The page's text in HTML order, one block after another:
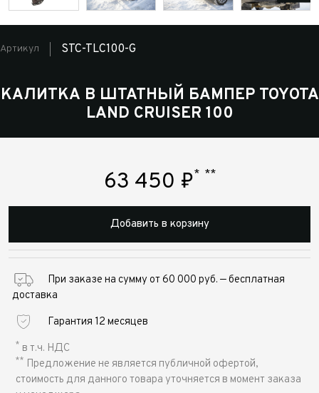
Артикул STC-TLC100-G
КАЛИТКА В ШТАТНЫЙ БАМПЕР TOYOTA
LAND CRUISER 100
63 450 ₽* **
Добавить в корзину
При заказе на сумму от 60 000 руб. — бесплатная
доставка
Гарантия 12 месяцев
* в т.ч. НДС
** Предложение не является публичной офертой,
стоимость для данного товара уточняется в момент заказа